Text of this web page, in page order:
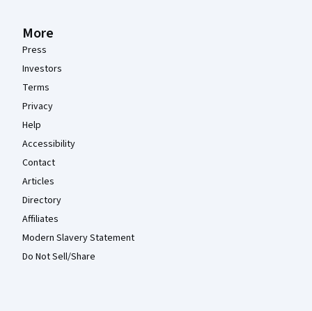
More
Press
Investors
Terms
Privacy
Help
Accessibility
Contact
Articles
Directory
Affiliates
Modern Slavery Statement
Do Not Sell/Share